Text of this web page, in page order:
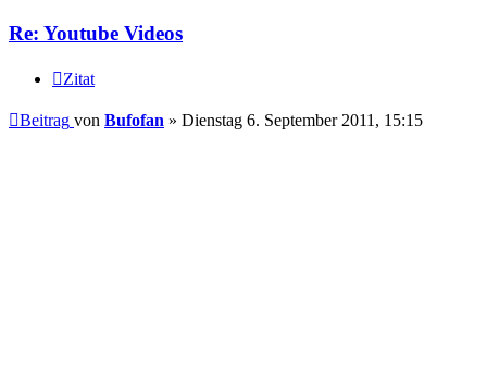
Re: Youtube Videos
Zitat
Beitrag von Bufofan » Dienstag 6. September 2011, 15:15